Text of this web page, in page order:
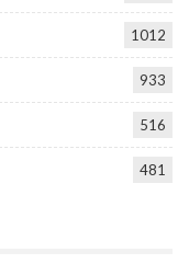
1012
933
516
481